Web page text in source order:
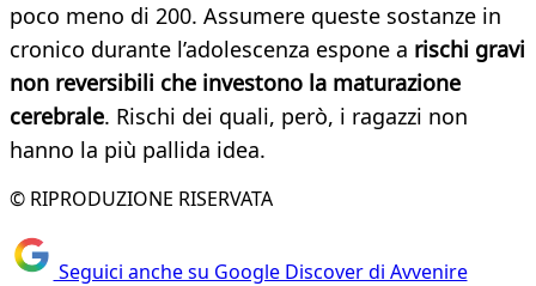
poco meno di 200. Assumere queste sostanze in
cronico durante l’adolescenza espone a rischi gravi
non reversibili che investono la maturazione
cerebrale. Rischi dei quali, però, i ragazzi non
hanno la più pallida idea.
© RIPRODUZIONE RISERVATA
Seguici anche su Google Discover di Avvenire